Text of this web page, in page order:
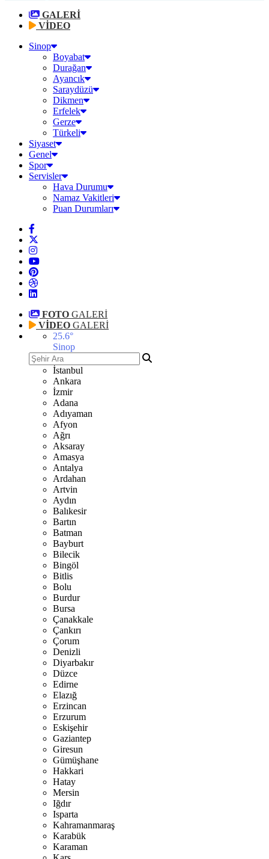
GALERİ
VİDEO
Sinop
Boyabat
Durağan
Ayancık
Saraydüzü
Dikmen
Erfelek
Gerze
Türkeli
Siyaset
Genel
Spor
Servisler
Hava Durumu
Namaz Vakitleri
Puan Durumları
FOTO GALERİ
VİDEO GALERİ
25.6°
Sinop
İstanbul
Ankara
İzmir
Adana
Adıyaman
Afyon
Ağrı
Aksaray
Amasya
Antalya
Ardahan
Artvin
Aydın
Balıkesir
Bartın
Batman
Bayburt
Bilecik
Bingöl
Bitlis
Bolu
Burdur
Bursa
Çanakkale
Çankırı
Çorum
Denizli
Diyarbakır
Düzce
Edirne
Elazığ
Erzincan
Erzurum
Eskişehir
Gaziantep
Giresun
Gümüşhane
Hakkari
Hatay
Mersin
Iğdır
Isparta
Kahramanmaraş
Karabük
Karaman